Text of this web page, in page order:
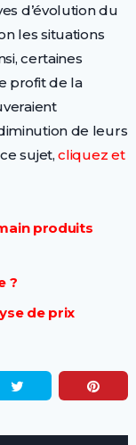
d’évolution du
les situations
certaines
profit de la
de leurs
sujet,cliquez et
produits
?
de prix